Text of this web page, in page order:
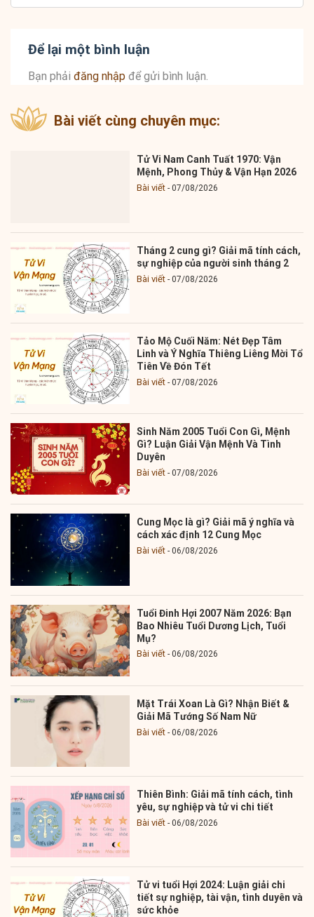
Để lại một bình luận
Bạn phải đăng nhập để gửi bình luận.
Bài viết cùng chuyên mục:
Tử Vi Nam Canh Tuất 1970: Vận
Mệnh, Phong Thủy & Vận Hạn 2026
Bài viết 07/08/2026
Tháng 2 cung gì? Giải mã tính cách,
sự nghiệp của người sinh tháng 2
Bài viết 07/08/2026
Tảo Mộ Cuối Năm: Nét Đẹp Tâm
Linh và Ý Nghĩa Thiêng Liêng Mời Tổ
Tiên Về Đón Tết
Bài viết 07/08/2026
Sinh Năm 2005 Tuổi Con Gì, Mệnh
Gì? Luận Giải Vận Mệnh Và Tình
Duyên
Bài viết 07/08/2026
Cung Mọc là gì? Giải mã ý nghĩa và
cách xác định 12 Cung Mọc
Bài viết 06/08/2026
Tuổi Đinh Hợi 2007 Năm 2026: Bạn
Bao Nhiêu Tuổi Dương Lịch, Tuổi
Mụ?
Bài viết 06/08/2026
Mặt Trái Xoan Là Gì? Nhận Biết &
Giải Mã Tướng Số Nam Nữ
Bài viết 06/08/2026
Thiên Bình: Giải mã tính cách, tình
yêu, sự nghiệp và tử vi chi tiết
Bài viết 06/08/2026
Tử vi tuổi Hợi 2024: Luận giải chi
tiết sự nghiệp, tài vận, tình duyên và
sức khỏe